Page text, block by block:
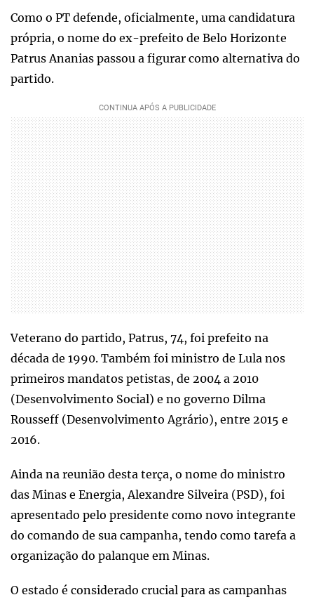
Como o PT defende, oficialmente, uma candidatura
própria, o nome do ex-prefeito de Belo Horizonte
Patrus Ananias passou a figurar como alternativa do
partido.
Veterano do partido, Patrus, 74, foi prefeito na
década de 1990. Também foi ministro de Lula nos
primeiros mandatos petistas, de 2004 a 2010
(Desenvolvimento Social) e no governo Dilma
Rousseff (Desenvolvimento Agrário), entre 2015 e
2016.
Ainda na reunião desta terça, o nome do ministro
das Minas e Energia, Alexandre Silveira (PSD), foi
apresentado pelo presidente como novo integrante
do comando de sua campanha, tendo como tarefa a
organização do palanque em Minas.
O estado é considerado crucial para as campanhas